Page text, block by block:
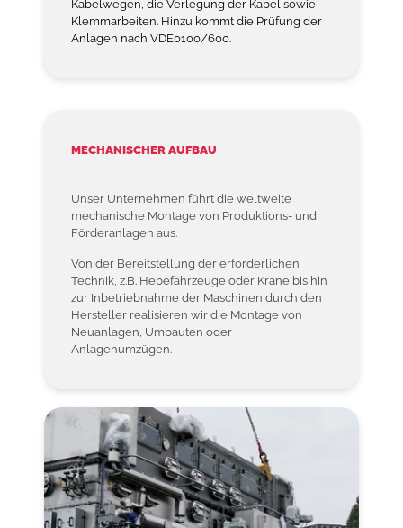
Kabelwegen, die Verlegung der Kabel sowie
Klemmarbeiten. Hinzu kommt die Prüfung der
Anlagen nach VDE0100/600.
MECHANISCHER AUFBAU
Unser Unternehmen führt die weltweite
mechanische Montage von Produktions- und
Förderanlagen aus.
Von der Bereitstellung der erforderlichen
Technik, z.B. Hebefahrzeuge oder Krane bis hin
zur Inbetriebnahme der Maschinen durch den
Hersteller realisieren wir die Montage von
Neuanlagen, Umbauten oder
Anlagenumzügen.